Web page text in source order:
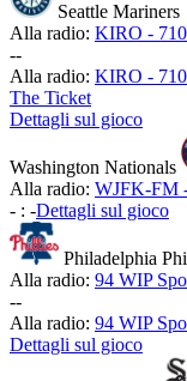
Seattle Mariners
Alla radio: KIRO -
--
Alla radio: KIRO -
The Ticket
Dettagli sul gioco
Washington Nationals
Alla radio: WJFK-FM
- : -Dettagli sul gioco
Philadelphia
Alla radio: 94 WIP
--
Alla radio: 94 WIP
Dettagli sul gioco